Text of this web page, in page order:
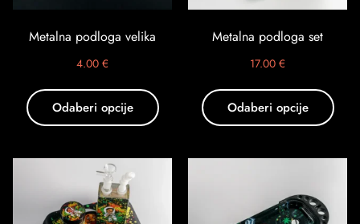
Metalna podloga velika
4.00 €
Odaberi opcije
Metalna podloga set
17.00 €
Odaberi opcije